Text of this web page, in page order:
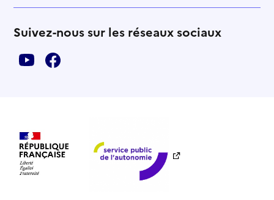
Suivez-nous sur les réseaux sociaux